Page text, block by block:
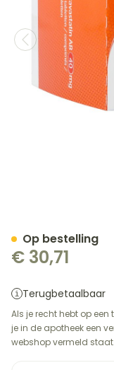
€ 30,71
Terugbetaalbaar
Als je recht hebt op
je in de apotheek een
webshop vermeld staat.
Op bestelling